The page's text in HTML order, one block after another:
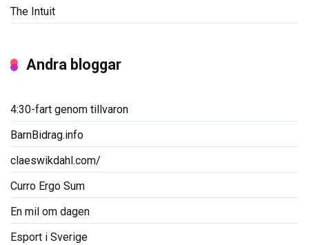
The Intuit
Andra bloggar
4:30-fart genom tillvaron
BarnBidrag.info
claeswikdahl.com/
Curro Ergo Sum
En mil om dagen
Esport i Sverige